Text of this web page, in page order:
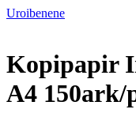
Uroibenene
Kopipapir
A4 150ark/